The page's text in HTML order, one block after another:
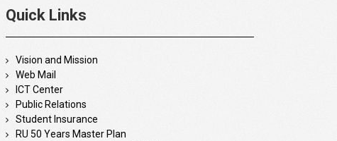
Quick Links
Vision and Mission
Web Mail
ICT Center
Public Relations
Student Insurance
RU 50 Years Master Plan